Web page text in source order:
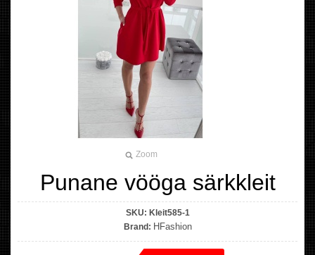
Zoom
Punane vööga särkkleit
SKU: Kleit585-1
Brand: HFashion